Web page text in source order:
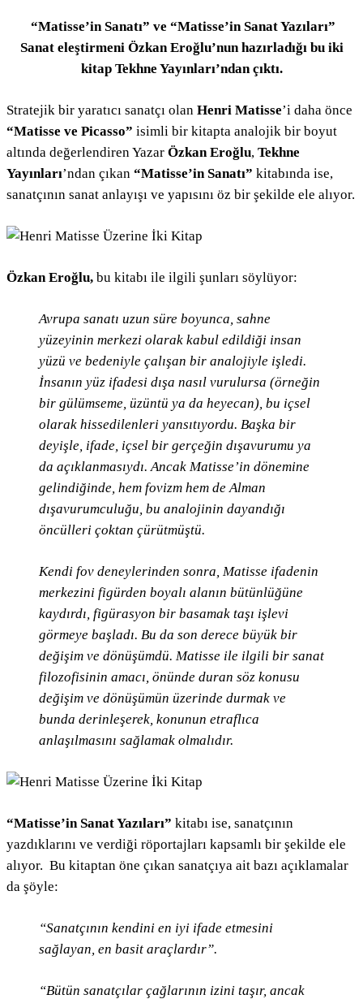
“Matisse’in Sanatı” ve “Matisse’in Sanat Yazıları”
Sanat eleştirmeni Özkan Eroğlu’nun hazırladığı bu iki
kitap Tekhne Yayınları’ndan çıktı.
Stratejik bir yaratıcı sanatçı olan Henri Matisse’i daha önce
“Matisse ve Picasso” isimli bir kitapta analojik bir boyut
altında değerlendiren Yazar Özkan Eroğlu, Tekhne
Yayınları’ndan çıkan “Matisse’in Sanatı” kitabında ise,
sanatçının sanat anlayışı ve yapısını öz bir şekilde ele alıyor.
Özkan Eroğlu, bu kitabı ile ilgili şunları söylüyor:
Avrupa sanatı uzun süre boyunca, sahne
yüzeyinin merkezi olarak kabul edildiği insan
yüzü ve bedeniyle çalışan bir analojiyle işledi.
İnsanın yüz ifadesi dışa nasıl vurulursa (örneğin
bir gülümseme, üzüntü ya da heyecan), bu içsel
olarak hissedilenleri yansıtıyordu. Başka bir
deyişle, ifade, içsel bir gerçeğin dışavurumu ya
da açıklanmasıydı. Ancak Matisse’in dönemine
gelindiğinde, hem fovizm hem de Alman
dışavurumculuğu, bu analojinin dayandığı
öncülleri çoktan çürütmüştü.
Kendi fov deneylerinden sonra, Matisse ifadenin
merkezini figürden boyalı alanın bütünlüğüne
kaydırdı, figürasyon bir basamak taşı işlevi
görmeye başladı. Bu da son derece büyük bir
değişim ve dönüşümdü. Matisse ile ilgili bir sanat
filozofisinin amacı, önünde duran söz konusu
değişim ve dönüşümün üzerinde durmak ve
bunda derinleşerek, konunun etraflıca
anlaşılmasını sağlamak olmalıdır.
“Matisse’in Sanat Yazıları” kitabı ise, sanatçının
yazdıklarını ve verdiği röportajları kapsamlı bir şekilde ele
alıyor. Bu kitaptan öne çıkan sanatçıya ait bazı açıklamalar
da şöyle:
“Sanatçının kendini en iyi ifade etmesini
sağlayan, en basit araçlardır”.
“Bütün sanatçılar çağlarının izini taşır, ancak